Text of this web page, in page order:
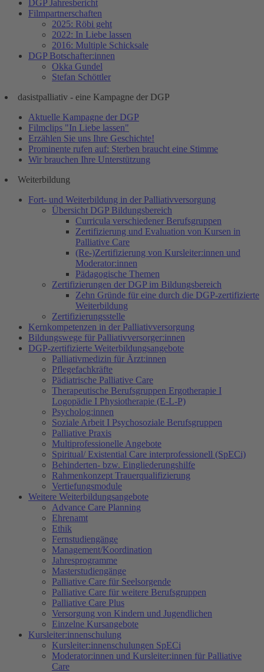
DGP Jahresbericht
Filmpartnerschaften
2025: Röbi geht
2022: In Liebe lassen
2016: Multiple Schicksale
DGP Botschafter:innen
Okka Gundel
Stefan Schöttler
dasistpalliativ - eine Kampagne der DGP
Aktuelle Kampagne der DGP
Filmclips "In Liebe lassen"
Erzählen Sie uns Ihre Geschichte!
Prominente rufen auf: Sterben braucht eine Stimme
Wir brauchen Ihre Unterstützung
Weiterbildung
Fort- und Weiterbildung in der Palliativversorgung
Übersicht DGP Bildungsbereich
Curricula verschiedener Berufsgruppen
Zertifizierung und Evaluation von Kursen in
Palliative Care
(Re-)Zertifizierung von Kursleiter:innen und
Moderator:innen
Pädagogische Themen
Zertifizierungen der DGP im Bildungsbereich
Zehn Gründe für eine durch die DGP-zertifizierte
Weiterbildung
Zertifizierungsstelle
Kernkompetenzen in der Palliativversorgung
Bildungswege für Palliativversorger:innen
DGP-zertifizierte Weiterbildungsangebote
Palliativmedizin für Ärzt:innen
Pflegefachkräfte
Pädiatrische Palliative Care
Therapeutische Berufsgruppen Ergotherapie I
Logopädie I Physiotherapie (E-L-P)
Psycholog:innen
Soziale Arbeit I Psychosoziale Berufsgruppen
Palliative Praxis
Multiprofessionelle Angebote
Spiritual/ Existential Care interprofessionell (SpECi)
Behinderten- bzw. Eingliederungshilfe
Rahmenkonzept Trauerqualifizierung
Vertiefungsmodule
Weitere Weiterbildungsangebote
Advance Care Planning
Ehrenamt
Ethik
Fernstudiengänge
Management/Koordination
Jahresprogramme
Masterstudiengänge
Palliative Care für Seelsorgende
Palliative Care für weitere Berufsgruppen
Palliative Care Plus
Versorgung von Kindern und Jugendlichen
Einzelne Kursangebote
Kursleiter:innenschulung
Kursleiter:innenschulungen SpECi
Moderator:innen und Kursleiter:innen für Palliative
Care